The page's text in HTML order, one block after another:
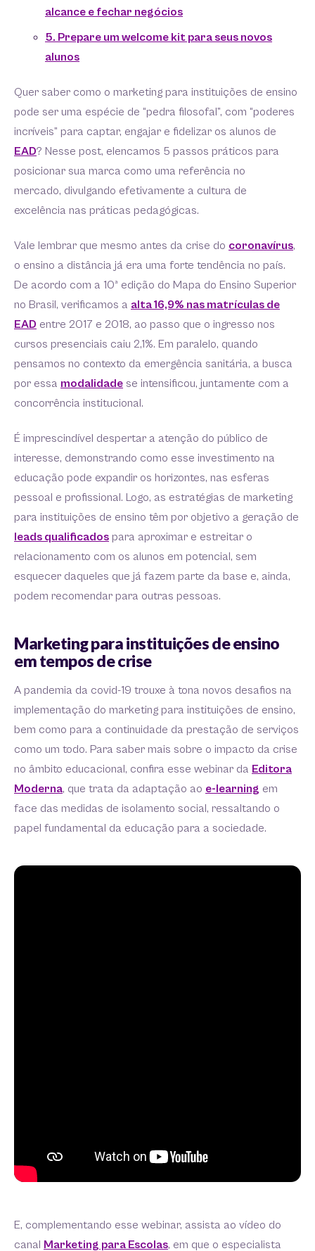
alcance e fechar negócios
5. Prepare um welcome kit para seus novos
alunos
Quer saber como o marketing para instituições de ensino
pode ser uma espécie de “pedra filosofal”, com “poderes
incríveis” para captar, engajar e fidelizar os alunos de
EAD? Nesse post, elencamos 5 passos práticos para
posicionar sua marca como uma referência no
mercado, divulgando efetivamente a cultura de
excelência nas práticas pedagógicas.
Vale lembrar que mesmo antes da crise do coronavírus,
o ensino a distância já era uma forte tendência no país.
De acordo com a 10ª edição do Mapa do Ensino Superior
no Brasil, verificamos a alta 16,9% nas matrículas de
EAD entre 2017 e 2018, ao passo que o ingresso nos
cursos presenciais caiu 2,1%. Em paralelo, quando
pensamos no contexto da emergência sanitária, a busca
por essa modalidade se intensificou, juntamente com a
concorrência institucional.
É imprescindível despertar a atenção do público de
interesse, demonstrando como esse investimento na
educação pode expandir os horizontes, nas esferas
pessoal e profissional. Logo, as estratégias de marketing
para instituições de ensino têm por objetivo a geração de
leads qualificados para aproximar e estreitar o
relacionamento com os alunos em potencial, sem
esquecer daqueles que já fazem parte da base e, ainda,
podem recomendar para outras pessoas.
Marketing para instituições de ensino
em tempos de crise
A pandemia da covid-19 trouxe à tona novos desafios na
implementação do marketing para instituições de ensino,
bem como para a continuidade da prestação de serviços
como um todo. Para saber mais sobre o impacto da crise
no âmbito educacional, confira esse webinar da Editora
Moderna, que trata da adaptação ao e-learning em
face das medidas de isolamento social, ressaltando o
papel fundamental da educação para a sociedade.
E, complementando esse webinar, assista ao vídeo do
canal Marketing para Escolas, em que o especialista